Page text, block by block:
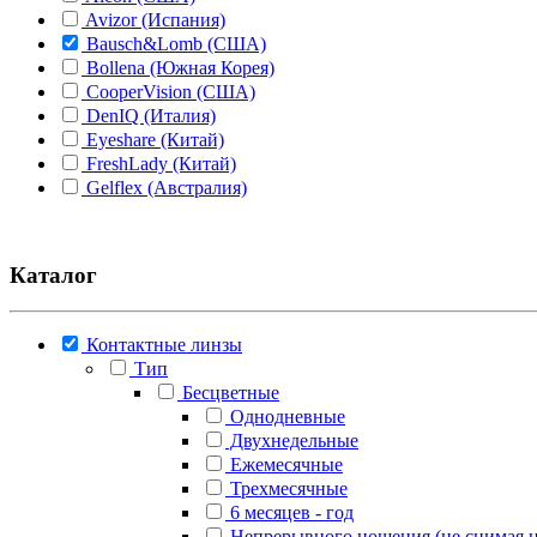
Avizor (Испания)
Bausch&Lomb (США)
Bollena (Южная Корея)
CooperVision (США)
DenIQ (Италия)
Eyeshare (Китай)
FreshLady (Китай)
Gelflex (Австралия)
Lion (Япония)
Maxcon (Южная Корея)
Miru/Menicon (Япония)
O2kSee (Россия)
Optimed (Россия)
Rohto (Япония)
Santen (Япония)
Senju (Япония)
Urban LAYER (Южная Корея)
Каталог
Контактные линзы
Тип
Бесцветные
Однодневные
Двухнедельные
Ежемесячные
Трехмесячные
6 месяцев - год